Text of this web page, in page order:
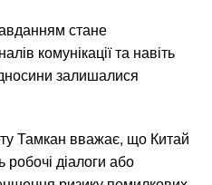
стане
комунікації та навіть
залишалися
Тамкан вважає, що Китай
діалоги або